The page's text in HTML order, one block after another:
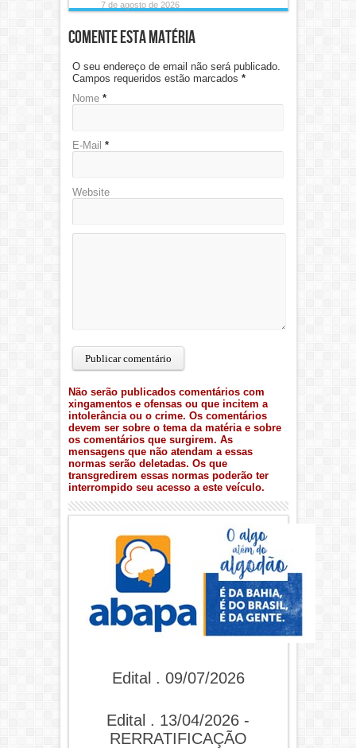
7 de agosto de 2026
Comente esta matéria
O seu endereço de email não será publicado.
Campos requeridos estão marcados *
Nome *
E-Mail *
Website
Não serão publicados comentários com
xingamentos e ofensas ou que incitem a
intolerância ou o crime. Os comentários
devem ser sobre o tema da matéria e sobre
os comentários que surgirem. As
mensagens que não atendam a essas
normas serão deletadas. Os que
transgredirem essas normas poderão ter
interrompido seu acesso a este veículo.
Edital . 09/07/2026
Edital . 13/04/2026 -
RERRATIFICAÇÃO